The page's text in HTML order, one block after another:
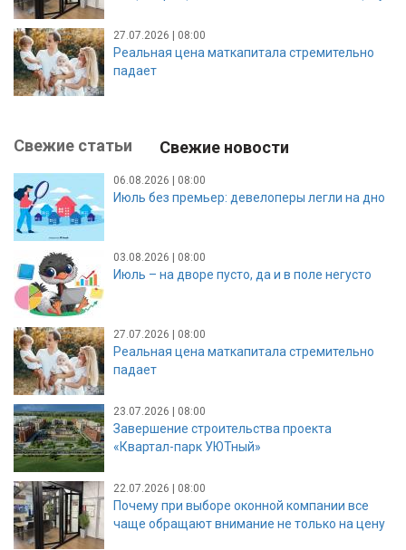
27.07.2026 | 08:00
Реальная цена маткапитала стремительно
падает
Свежие статьи Свежие новости
06.08.2026 | 08:00
Июль без премьер: девелоперы легли на дно
03.08.2026 | 08:00
Июль – на дворе пусто, да и в поле негусто
27.07.2026 | 08:00
Реальная цена маткапитала стремительно
падает
23.07.2026 | 08:00
Завершение строительства проекта
«Квартал-парк УЮТный»
22.07.2026 | 08:00
Почему при выборе оконной компании все
чаще обращают внимание не только на цену